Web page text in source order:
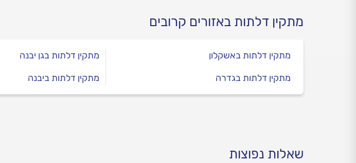
מתקין דלתות באזורים קרובים
מתקין דלתות באשקלון
מתקין דלתות בגדרה
מתקין דלתות בגן יבנה
מתקין דלתות ביבנה
שאלות נפוצות